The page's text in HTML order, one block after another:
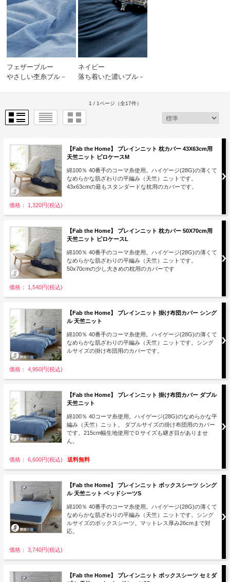
フェザーブルー
やさしい杢糸ブル－
ネイビー
落ち着いた濃いブル－
1 / 1ページ （全17件）
【Fab the Home】 プレインニット 枕カバー 43X63cm用
天竺ニット ピロケースM
綿100％ 40番手のコーマ糸使用。ハイゲージ(28G)の薄くて
なめらかな肌ざわりの平編み（天竺）ニットです。
43x63cmの最もスタンダードな枕用のカバーです。
価格： 1,320円(税込)
【Fab the Home】 プレインニット 枕カバー 50X70cm用
天竺ニット ピロケースL
綿100％ 40番手のコーマ糸使用。ハイゲージ(28G)の薄くて
なめらかな肌ざわりの平編み（天竺）ニットです。
50x70cmの少し大きめの枕用のカバーです
価格： 1,540円(税込)
【Fab the Home】 プレインニット 掛け布団カバー シング
ル 天竺ニット
綿100％ 40番手のコーマ糸使用。ハイゲージ(28G)の薄くて
なめらかな肌ざわりの平編み（天竺）ニットです。シング
ルサイズの掛け布団用のカバーです。
価格： 4,950円(税込)
【Fab the Home】 プレインニット 掛け布団カバー ダブル
天竺ニット
綿100％ 40コーマ糸使用。ハイゲージ(28G)のなめらかな平
編み（天竺）ニット。 ダブルサイズの掛け布団用のカバー
です。215cm幅生地使用でＤサイズも継ぎ目がありませ
ん。
価格： 6,600円(税込) 送料無料
【Fab the Home】 プレインニット ボックスシーツ シング
ル 天竺ニット ベッドシーツS
綿100％ 40番手のコーマ糸使用。ハイゲージ(28G)の薄くて
なめらかな肌ざわりの平編み（天竺）ニットです。シング
ルサイズのボックスシーツ。マットレス厚み26cmまで対
応。
価格： 3,740円(税込)
【Fab the Home】 プレインニット ボックスシーツ セミダ